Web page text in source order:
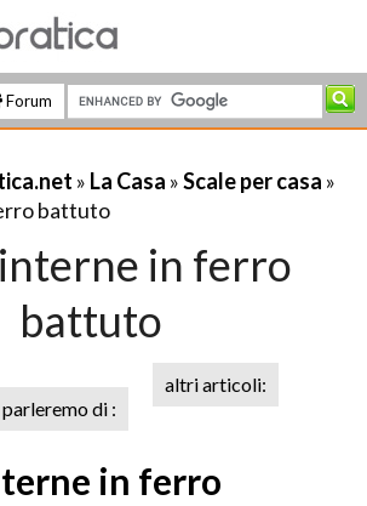
Forum
» La Casa »Scale per casa »
battuto
in ferro
battuto
di :
altri articoli:
in ferro